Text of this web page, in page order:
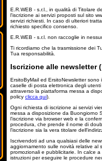
E.R.WEB - s.r.l., in qualità di Titolare
l'iscrizione ai servizi proposti sul sito
servizi richiesti. In caso di ulteriori
richiesto specifico consenso.
E.R.WEB - s.r.l. non raccoglie in
Ti ricordiamo che la trasmissione dei
Tua responsabilità.
Iscrizione alle newsletter
ErsitoByMail ed ErsitoNewsletter
caselle di posta elettronica degli
attraverso la piattaforma messa a
policy clicca qui).
Ogni richiesta di iscrizione ai servizi
messa a disposizione da Buongiorno
l'iscrizione via browser web e la
procedura, che prende il nome di
l'iscrizione sia la vera titolare
Iscrivendoti ad una qualsiasi delle
aggiornamento sulle novità relative al
promozionali e pubblicitarie. In calce
istruzioni per eseguire le procedure